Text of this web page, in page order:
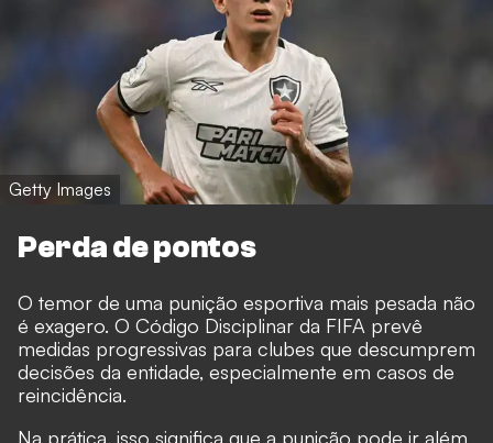
Getty Images
Perda de pontos
O temor de uma punição esportiva mais pesada não
é exagero. O Código Disciplinar da FIFA prevê
medidas progressivas para clubes que descumprem
decisões da entidade, especialmente em casos de
reincidência.
Na prática, isso significa que a punição pode ir além